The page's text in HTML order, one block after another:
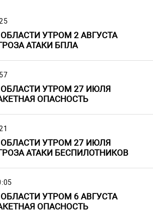
УТРОМ 2 АВГУСТА
АТАКИ БПЛА
УТРОМ 27 ИЮЛЯ
ОПАСНОСТЬ
УТРОМ 27 ИЮЛЯ
АТАКИ БЕСПИЛОТНИКОВ
УТРОМ 6 АВГУСТА
ОПАСНОСТЬ